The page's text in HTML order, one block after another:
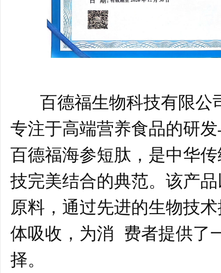
百德福生物科技有限公
专注于高端营养食品的研
百德福海参短肽，是中华
技完美结合的典范。该产
原料，通过先进的生物技
体吸收，为消 费者提供了
择。